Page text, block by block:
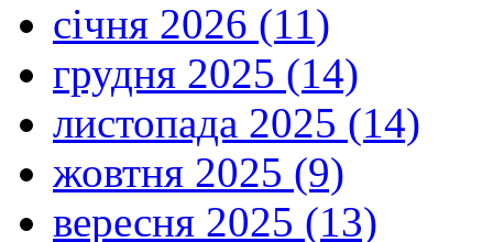
січня 2026 (11)
грудня 2025 (14)
листопада 2025 (14)
жовтня 2025 (9)
вересня 2025 (13)